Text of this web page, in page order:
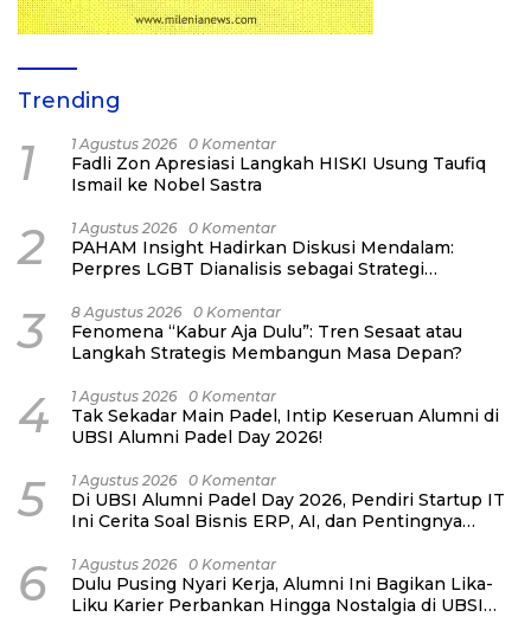
Trending
1 1 Agustus 2026 0 Komentar
Fadli Zon Apresiasi Langkah HISKI Usung Taufiq
Ismail ke Nobel Sastra
2 1 Agustus 2026 0 Komentar
PAHAM Insight Hadirkan Diskusi Mendalam:
Perpres LGBT Dianalisis sebagai Strategi
3 8 Agustus 2026 0 Komentar
Fenomena “Kabur Aja Dulu”: Tren Sesaat atau
Langkah Strategis Membangun Masa Depan?
4 1 Agustus 2026 0 Komentar
Tak Sekadar Main Padel, Intip Keseruan Alumni di
UBSI Alumni Padel Day 2026!
5 1 Agustus 2026 0 Komentar
Di UBSI Alumni Padel Day 2026, Pendiri Startup IT
Ini Cerita Soal Bisnis ERP, AI, dan Pentingnya
6 1 Agustus 2026 0 Komentar
Dulu Pusing Nyari Kerja, Alumni Ini Bagikan Lika-
Liku Karier Perbankan Hingga Nostalgia di UBSI